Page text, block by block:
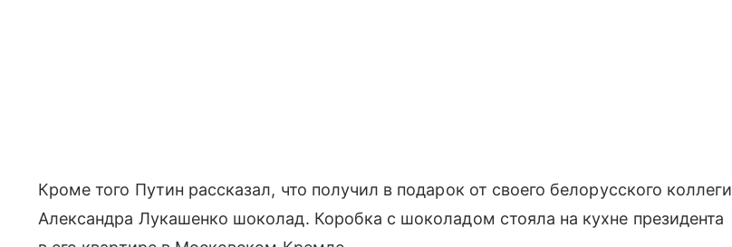
Кроме того Путин рассказал, что получил в подарок от своего белорусского коллеги
Александра Лукашенко шоколад. Коробка с шоколадом стояла на кухне президента